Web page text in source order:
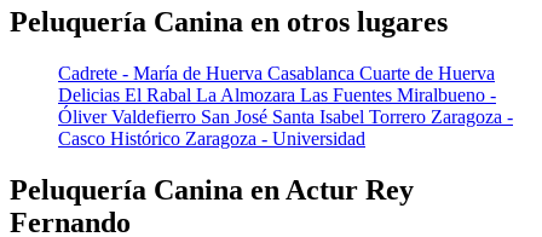
Peluquería Canina en otros lugares
Cadrete - María de Huerva Casablanca Cuarte de Huerva
Delicias El Rabal La Almozara Las Fuentes Miralbueno -
Óliver Valdefierro San José Santa Isabel Torrero Zaragoza -
Casco Histórico Zaragoza - Universidad
Peluquería Canina en Actur Rey
Fernando